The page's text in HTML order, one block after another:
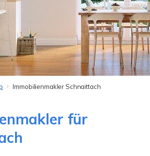
Immobilienmakler Schnaittach
für